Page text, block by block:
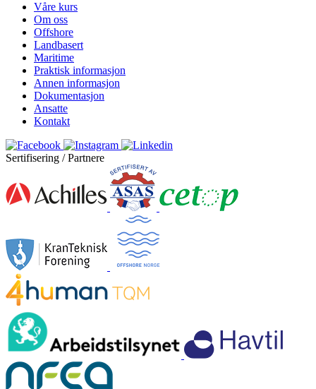
Våre kurs
Om oss
Offshore
Landbasert
Maritime
Praktisk informasjon
Annen informasjon
Dokumentasjon
Ansatte
Kontakt
Sertifisering / Partnere